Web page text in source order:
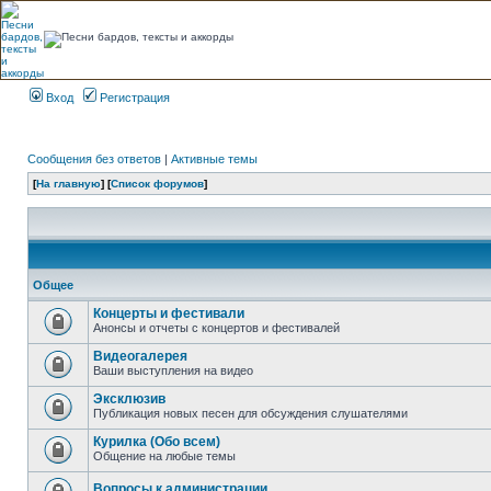
Вход Регистрация
Сообщения без ответов | Активные темы
[На главную] [Список форумов]
Общее
Концерты и фестивали
Анонсы и отчеты с концертов и фестивалей
Видеогалерея
Ваши выступления на видео
Эксклюзив
Публикация новых песен для обсуждения слушателями
Курилка (Обо всем)
Общение на любые темы